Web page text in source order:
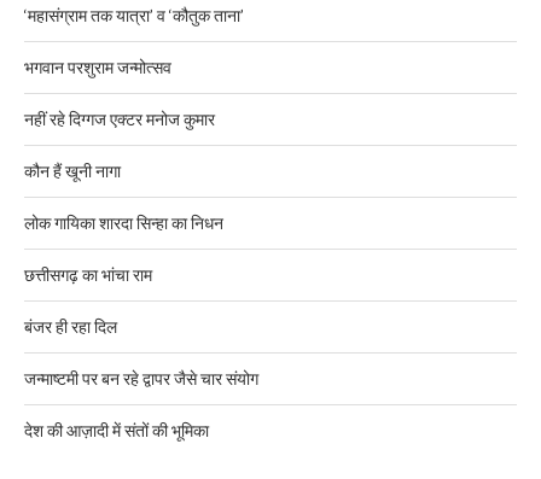
‘महासंग्राम तक यात्रा’ व ‘कौतुक ताना’
भगवान परशुराम जन्मोत्सव
नहीं रहे दिग्गज एक्टर मनोज कुमार
कौन हैं खूनी नागा
लोक गायिका शारदा सिन्हा का निधन
छत्तीसगढ़ का भांचा राम
बंजर ही रहा दिल
जन्माष्टमी पर बन रहे द्वापर जैसे चार संयोग
देश की आज़ादी में संतों की भूमिका